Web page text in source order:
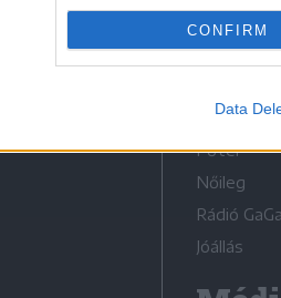
CONFIRM
Data
Székely
Liget
Erdélyi
Főtér
Nőileg
Rádió GaGa
Jóállás